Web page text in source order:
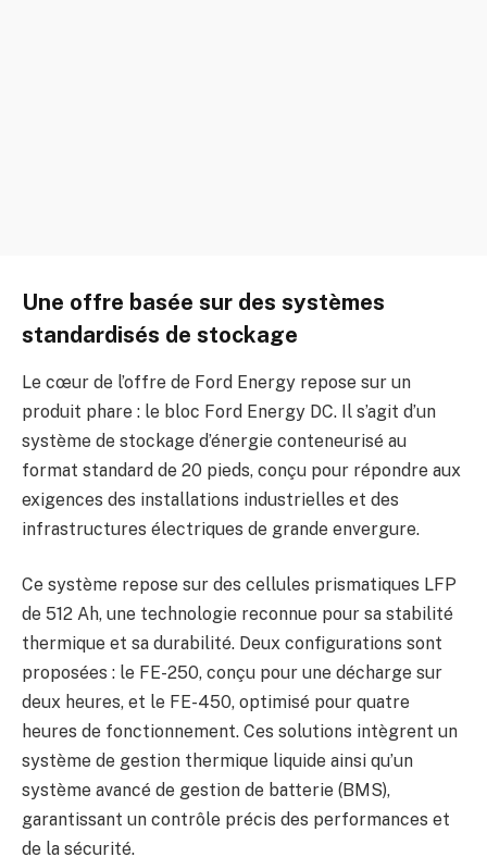
Une offre basée sur des systèmes
standardisés de stockage
Le cœur de l’offre de Ford Energy repose sur un
produit phare : le bloc Ford Energy DC. Il s’agit d’un
système de stockage d’énergie conteneurisé au
format standard de 20 pieds, conçu pour répondre aux
exigences des installations industrielles et des
infrastructures électriques de grande envergure.
Ce système repose sur des cellules prismatiques LFP
de 512 Ah, une technologie reconnue pour sa stabilité
thermique et sa durabilité. Deux configurations sont
proposées : le FE-250, conçu pour une décharge sur
deux heures, et le FE-450, optimisé pour quatre
heures de fonctionnement. Ces solutions intègrent un
système de gestion thermique liquide ainsi qu’un
système avancé de gestion de batterie (BMS),
garantissant un contrôle précis des performances et
de la sécurité.